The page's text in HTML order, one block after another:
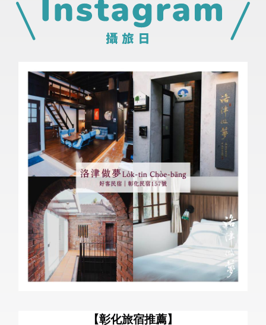
【彰化旅宿推薦】